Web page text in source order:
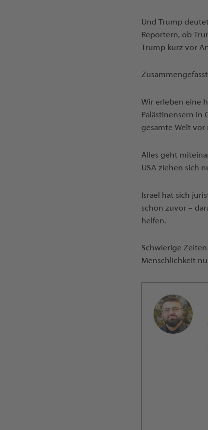
Und Trump
Reportern, ob
Trump kurz vor
Wir erleben eine
Palästinensern in
gesamte Welt vor
Alles geht
USA ziehen sich
Israel hat sich
schon zuvor –
helfen.
Schwierige
Menschlichkeit